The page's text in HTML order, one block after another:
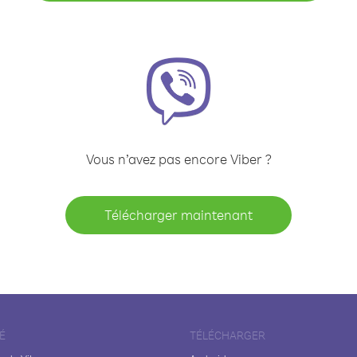
Vous n’avez pas encore Viber ?
Télécharger maintenant
TÉLÉCHARGER